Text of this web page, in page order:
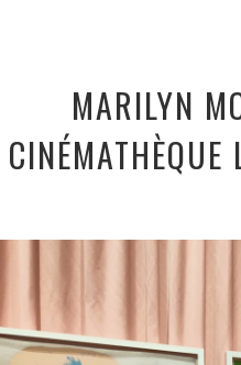
MARILYN
CINÉMATHÈQUE